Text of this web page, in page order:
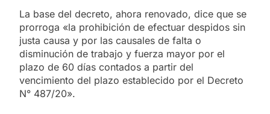
La base del decreto, ahora renovado, dice que se
prorroga «la prohibición de efectuar despidos sin
justa causa y por las causales de falta o
disminución de trabajo y fuerza mayor por el
plazo de 60 días contados a partir del
vencimiento del plazo establecido por el Decreto
N° 487/20».